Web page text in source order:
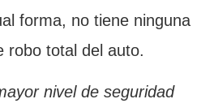
forma, no tiene ninguna
robo total del auto.
nivel de seguridad